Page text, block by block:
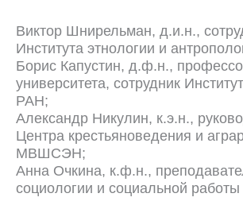
Виктор Шнирельман, д.и.н.,
Института этнологии и
Борис Капустин, д.ф.н.,
университета, сотрудник
РАН;
Александр Никулин, к.э.н.,
Центра крестьяноведения и
МВШСЭН;
Анна Очкина, к.ф.н.,
социологии и социальной